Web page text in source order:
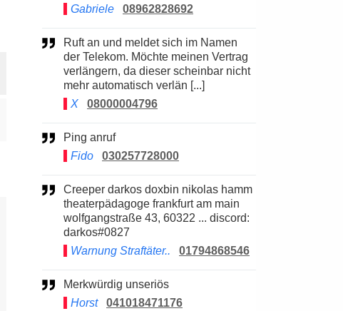
Gabriele
08962828692
Ruft an und meldet sich im Namen
der Telekom. Möchte meinen Vertrag
verlängern, da dieser scheinbar nicht
mehr automatisch verlän [...]
X
08000004796
Ping anruf
Fido
030257728000
Creeper darkos doxbin nikolas hamm
theaterpädagoge frankfurt am main
wolfgangstraße 43, 60322 ... discord:
darkos#0827
Warnung Straftäter..
01794868546
Merkwürdig unseriös
Horst
041018471176